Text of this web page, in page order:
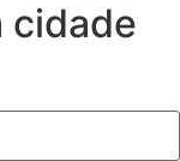
cidade